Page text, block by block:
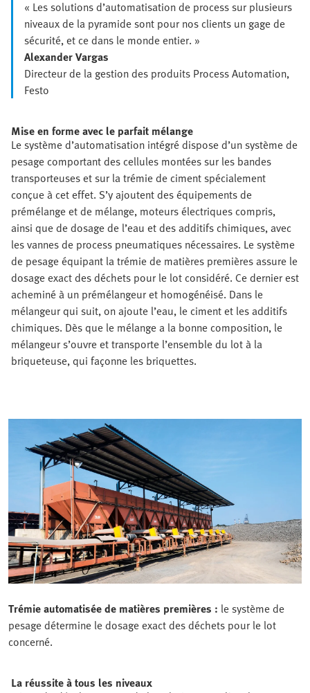
« Les solutions d’automatisation de process sur plusieurs
niveaux de la pyramide sont pour nos clients un gage de
sécurité, et ce dans le monde entier. »
Alexander Vargas
Directeur de la gestion des produits Process Automation,
Festo
Mise en forme avec le parfait mélange
Le système d’automatisation intégré dispose d’un système de
pesage comportant des cellules montées sur les bandes
transporteuses et sur la trémie de ciment spécialement
conçue à cet effet. S’y ajoutent des équipements de
prémélange et de mélange, moteurs électriques compris,
ainsi que de dosage de l’eau et des additifs chimiques, avec
les vannes de process pneumatiques nécessaires. Le système
de pesage équipant la trémie de matières premières assure le
dosage exact des déchets pour le lot considéré. Ce dernier est
acheminé à un prémélangeur et homogénéisé. Dans le
mélangeur qui suit, on ajoute l’eau, le ciment et les additifs
chimiques. Dès que le mélange a la bonne composition, le
mélangeur s’ouvre et transporte l’ensemble du lot à la
briqueteuse, qui façonne les briquettes.
Trémie automatisée de matières premières : le système de
pesage détermine le dosage exact des déchets pour le lot
concerné.
La réussite à tous les niveaux